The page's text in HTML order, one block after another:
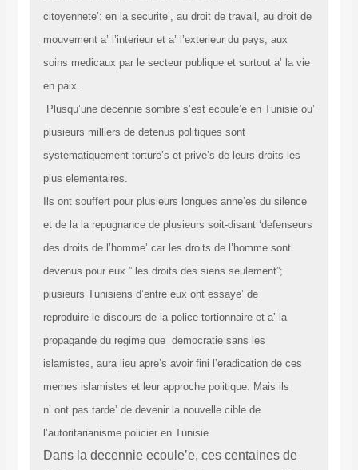
citoyennete’: en la securite’, au droit de travail, au droit de
mouvement a’ l’interieur et a’ l’exterieur du pays, aux
soins medicaux par le secteur publique et surtout a’ la vie
en paix.
Plusqu’une decennie sombre s’est ecoule’e en Tunisie ou’
plusieurs milliers de detenus politiques sont
systematiquement torture’s et prive’s de leurs droits les
plus elementaires.
Ils ont souffert pour plusieurs longues anne’es du silence
et de la la repugnance de plusieurs soit-disant ‘defenseurs
des droits de l’homme’ car les droits de l’homme sont
devenus pour eux ” les droits des siens seulement”;
plusieurs Tunisiens d’entre eux ont essaye’ de
reproduire le discours de la police tortionnaire et a’ la
propagande du regime que democratie sans les
islamistes, aura lieu apre’s avoir fini l’eradication de ces
memes islamistes et leur approche politique. Mais ils
n’ ont pas tarde’ de devenir la nouvelle cible de
l’autoritarianisme policier en Tunisie.
Dans la decennie ecoule’e, ces centaines de